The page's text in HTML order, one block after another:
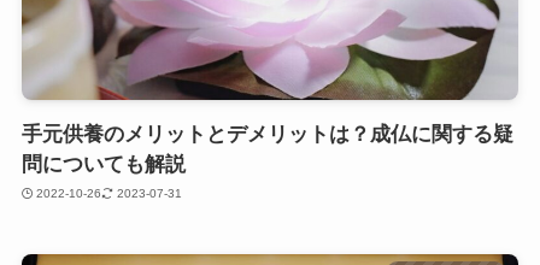
手元供養のメリットとデメリットは？成仏に関する疑
問についても解説
2022-10-26 2023-07-31